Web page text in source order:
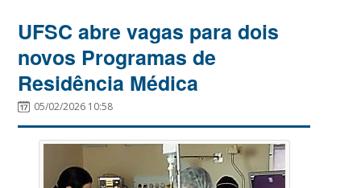
UFSC abre vagas para dois
novos Programas de
Residência Médica
05/02/2026 10:58